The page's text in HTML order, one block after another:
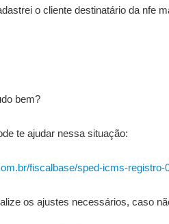
o cliente destinatário da nfe
bem?
te ajudar nessa situação:
fiscalbase/sped-icms-
os ajustes necessários, caso